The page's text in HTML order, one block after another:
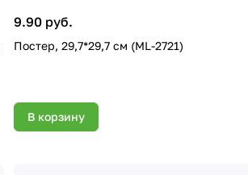
9.90 руб.
Постер, 29,7*29,7 см (ML-2721)
В корзину